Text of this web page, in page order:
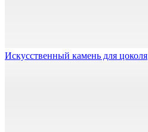
Искусственный камень для цоколя